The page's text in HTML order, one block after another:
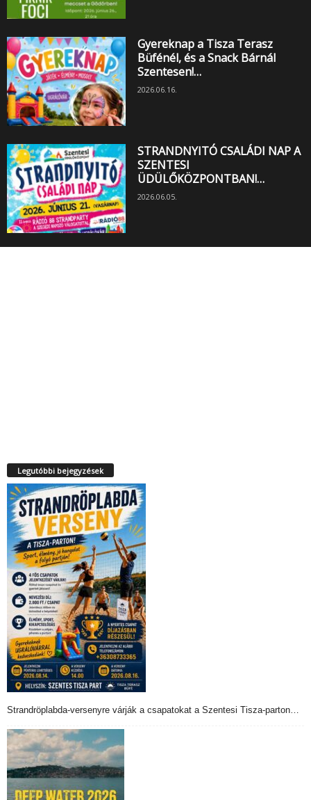
Gyereknap a Tisza Terasz
Büfénél, és a Snack Bárnál
Szentesen!…
2026.06.16.
STRANDNYITÓ CSALÁDI NAP A
SZENTESI
ÜDÜLŐKÖZPONTBAN!…
2026.06.05.
Legutóbbi bejegyzések
Strandröplabda-versenyre várják a csapatokat a Szentesi Tisza-parton…